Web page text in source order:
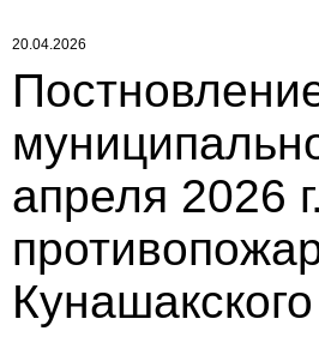
20.04.2026
апреля 2026